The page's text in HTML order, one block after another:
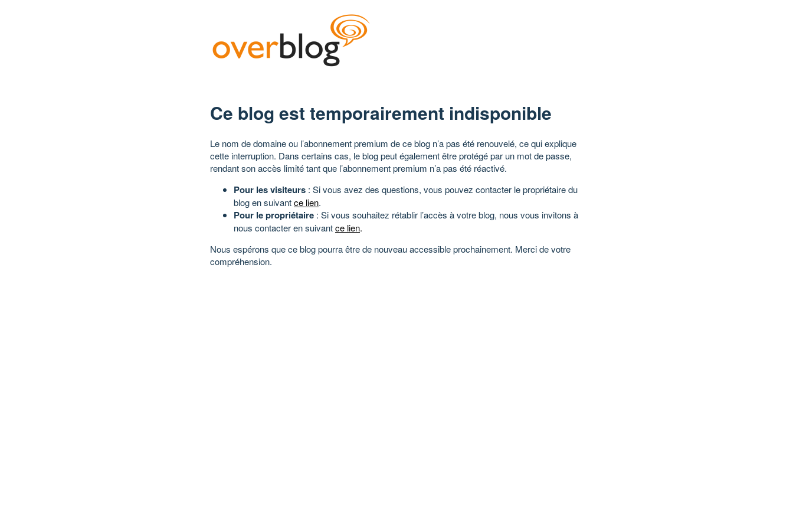
Ce blog est temporairement indisponible
Le nom de domaine ou l’abonnement premium de ce blog n’a pas été renouvelé, ce qui explique
cette interruption. Dans certains cas, le blog peut également être protégé par un mot de passe,
rendant son accès limité tant que l’abonnement premium n’a pas été réactivé.
Pour les visiteurs : Si vous avez des questions, vous pouvez contacter le propriétaire du
blog en suivantce lien.
Pour le propriétaire : Si vous souhaitez rétablir l’accès à votre blog, nous vous invitons à
nous contacter en suivantce lien.
Nous espérons que ce blog pourra être de nouveau accessible prochainement. Merci de votre
compréhension.